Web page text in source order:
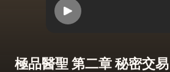
極品醫聖 第二章 秘密交易